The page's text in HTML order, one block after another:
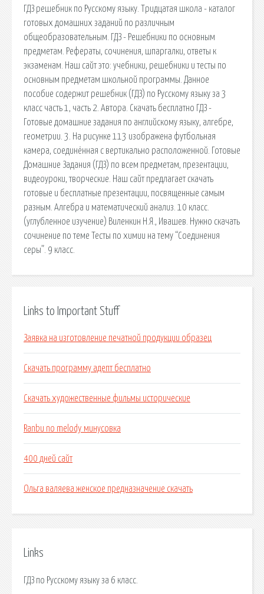
ГДЗ решебник по Русскому языку. Тридцатая школа - каталог
готовых домашних заданий по различным
общеобразовательным. ГДЗ - Решебники по основным
предметам. Рефераты, сочинения, шпаргалки, ответы к
экзаменам. Наш сайт это: учебники, решебники и тесты по
основным предметам школьной программы. Данное
пособие содержит решебник (ГДЗ) по Русскому языку за 3
класс часть 1, часть 2. Автора. Скачать бесплатно ГДЗ -
Готовые домашние задания по английскому языку, алгебре,
геометрии. 3. На рисунке 113 изображена футбольная
камера, соединённая с вертикально расположенной. Готовые
Домашние Задания (ГДЗ) по всем предметам, презентации,
видеоуроки, творческие. Наш сайт предлагает скачать
готовые и бесплатные презентации, посвященные самым
разным. Алгебра и математический анализ. 10 класс.
(углубленное изучение) Виленкин Н.Я., Ивашев. Нужно скачать
сочинение по теме Тесты по химии на тему “Соединения
серы”. 9 класс.
Links to Important Stuff
Заявка на изготовление печатной продукции образец
Скачать программу адепт бесплатно
Скачать художественные фильмы исторические
Ranbu no melody минусовка
400 дней сайт
Ольга валяева женское предназначение скачать
Links
ГДЗ по Русскому языку за 6 класс.